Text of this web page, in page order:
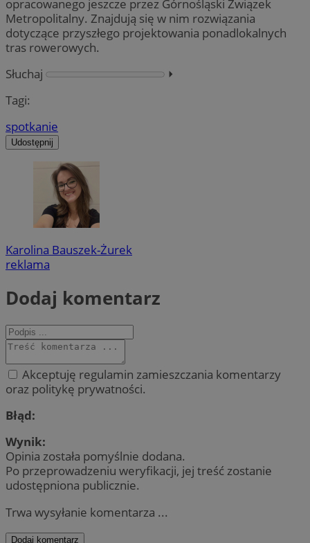
opracowanego jeszcze przez Górnośląski Związek
Metropolitalny. Znajdują się w nim rozwiązania
dotyczące przyszłego projektowania ponadlokalnych
tras rowerowych.
Słuchaj
⏵︎
Tagi:
spotkanie
Udostępnij
Karolina Bauszek-Żurek
reklama
Dodaj komentarz
Akceptuję regulamin zamieszczania komentarzy
oraz politykę prywatności.
Błąd:
Wynik:
Opinia została pomyślnie dodana.
Po przeprowadzeniu weryfikacji, jej treść zostanie
udostępniona publicznie.
Trwa wysyłanie komentarza ...
Dodaj komentarz